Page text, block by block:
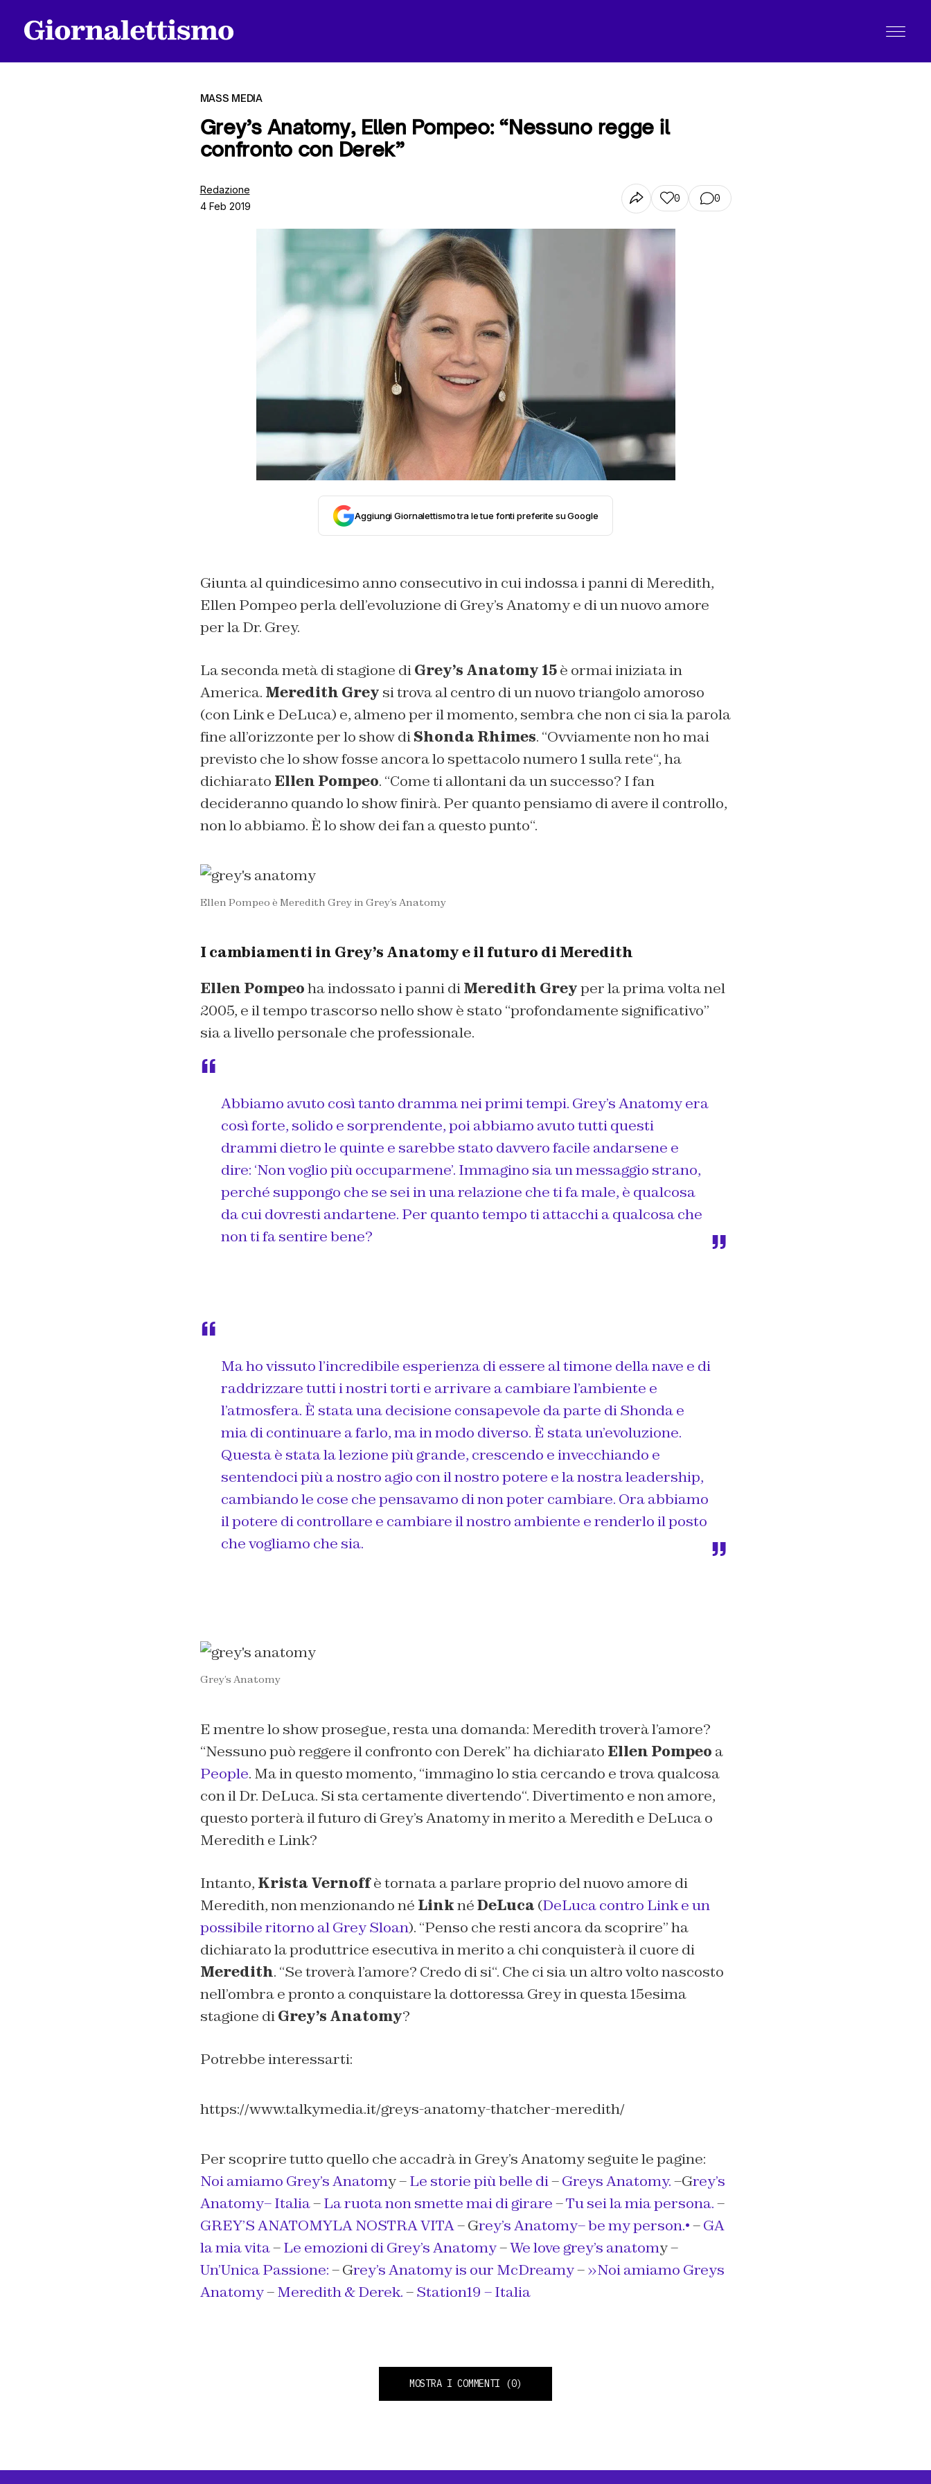
MASS MEDIA
Grey’s Anatomy, Ellen Pompeo: “Nessuno regge il
confronto con Derek”
Redazione
4 Feb 2019
0 0
Aggiungi Giornalettismo tra le tue fonti preferite su Google
Giunta al quindicesimo anno consecutivo in cui indossa i panni di Meredith,
Ellen Pompeo perla dell’evoluzione di Grey’s Anatomy e di un nuovo amore
per la Dr. Grey.
La seconda metà di stagione diGrey’s Anatomy 15è ormai iniziata in
America. Meredith Grey si trova al centro di un nuovo triangolo amoroso
(con Link e DeLuca) e, almeno per il momento, sembra che non ci sia la parola
fine all’orizzonte per lo show diShonda Rhimes. “Ovviamente non ho mai
previsto che lo show fosse ancora lo spettacolo numero 1 sulla rete“, ha
dichiarato Ellen Pompeo. “Come ti allontani da un successo? I fan
decideranno quando lo show finirà. Per quanto pensiamo di avere il controllo,
non lo abbiamo. È lo show dei fan a questo punto“.
Ellen Pompeo è Meredith Grey in Grey’s Anatomy
I cambiamenti in Grey’s Anatomy e il futuro di Meredith
Ellen Pompeoha indossato i panni diMeredith Greyper la prima volta nel
2005, e il tempo trascorso nello show è stato “profondamente significativo”
sia a livello personale che professionale.
Abbiamo avuto così tanto dramma nei primi tempi. Grey’s Anatomy era
così forte, solido e sorprendente, poi abbiamo avuto tutti questi
drammi dietro le quinte e sarebbe stato davvero facile andarsene e
dire: ‘Non voglio più occuparmene’. Immagino sia un messaggio strano,
perché suppongo che se sei in una relazione che ti fa male, è qualcosa
da cui dovresti andartene. Per quanto tempo ti attacchi a qualcosa che
non ti fa sentire bene?
Ma ho vissuto l’incredibile esperienza di essere al timone della nave e di
raddrizzare tutti i nostri torti e arrivare a cambiare l’ambiente e
l’atmosfera. È stata una decisione consapevole da parte di Shonda e
mia di continuare a farlo, ma in modo diverso. È stata un’evoluzione.
Questa è stata la lezione più grande, crescendo e invecchiando e
sentendoci più a nostro agio con il nostro potere e la nostra leadership,
cambiando le cose che pensavamo di non poter cambiare. Ora abbiamo
il potere di controllare e cambiare il nostro ambiente e renderlo il posto
che vogliamo che sia.
Grey’s Anatomy
E mentre lo show prosegue, resta una domanda: Meredith troverà l’amore?
“Nessuno può reggere il confronto con Derek” ha dichiarato Ellen Pompeo a
People. Ma in questo momento, “immagino lo stia cercando e trova qualcosa
con il Dr. DeLuca. Si sta certamente divertendo“. Divertimento e non amore,
questo porterà il futuro di Grey’s Anatomy in merito a Meredith e DeLuca o
Meredith e Link?
Intanto, Krista Vernoffè tornata a parlare proprio del nuovo amore di
Meredith, non menzionando né LinknéDeLuca (DeLuca contro Link e un
possibile ritorno al Grey Sloan). “Penso che resti ancora da scoprire” ha
dichiarato la produttrice esecutiva in merito a chi conquisterà il cuore di
Meredith. “Se troverà l’amore? Credo di si“. Che ci sia un altro volto nascosto
nell’ombra e pronto a conquistare la dottoressa Grey in questa 15esima
stagione diGrey’s Anatomy?
Potrebbe interessarti:
https://www.talkymedia.it/greys-anatomy-thatcher-meredith/
Per scoprire tutto quello che accadrà in Grey’s Anatomy seguite le pagine:
Noi amiamo Grey’s Anatomy –Le storie più belle di–Greys Anatomy.–Grey’s
Anatomy– Italia–La ruota non smette mai di girare–Tu sei la mia persona.–
GREY’S ANATOMYLA NOSTRA VITA– Grey’s Anatomy– be my person.•–GA
la mia vita–Le emozioni di Grey’s Anatomy–We love grey’s anatomy –
Un’Unica Passione:– Grey’s Anatomy is our McDreamy–»Noi amiamo Greys
Anatomy–Meredith & Derek.–Station19 – Italia
MOSTRA I COMMENTI (0)